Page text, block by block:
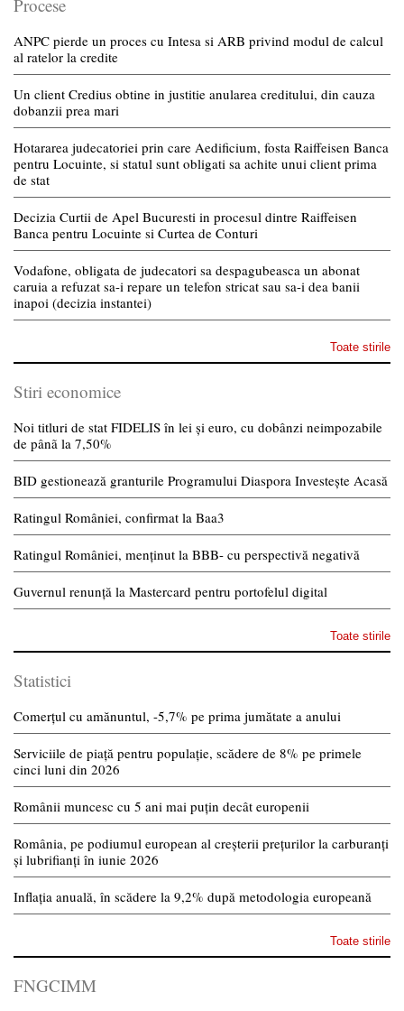
Procese
ANPC pierde un proces cu Intesa si ARB privind modul de calcul
al ratelor la credite
Un client Credius obtine in justitie anularea creditului, din cauza
dobanzii prea mari
Hotararea judecatoriei prin care Aedificium, fosta Raiffeisen Banca
pentru Locuinte, si statul sunt obligati sa achite unui client prima
de stat
Decizia Curtii de Apel Bucuresti in procesul dintre Raiffeisen
Banca pentru Locuinte si Curtea de Conturi
Vodafone, obligata de judecatori sa despagubeasca un abonat
caruia a refuzat sa-i repare un telefon stricat sau sa-i dea banii
inapoi (decizia instantei)
Toate stirile
Stiri economice
Noi titluri de stat FIDELIS în lei și euro, cu dobânzi neimpozabile
de pânã la 7,50%
BID gestionează granturile Programului Diaspora Investește Acasă
Ratingul României, confirmat la Baa3
Ratingul României, menținut la BBB- cu perspectivă negativă
Guvernul renunță la Mastercard pentru portofelul digital
Toate stirile
Statistici
Comerțul cu amănuntul, -5,7% pe prima jumătate a anului
Serviciile de piață pentru populație, scădere de 8% pe primele
cinci luni din 2026
Românii muncesc cu 5 ani mai puțin decât europenii
România, pe podiumul european al creșterii prețurilor la carburanți
și lubrifianți în iunie 2026
Inflația anuală, în scădere la 9,2% după metodologia europeană
Toate stirile
FNGCIMM